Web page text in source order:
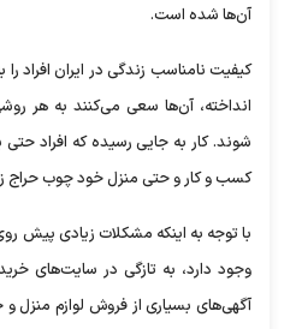
آن‌ها شده است.
کیفیت نامناسب زندگی در ایران افراد
انداخته، آن‌ها سعی می‌کنند به هر
شوند. کار به جایی رسیده که افراد حتی
کسب و کار و حتی منزل خود چوب حراج
با توجه به اینکه مشکلات زیادی پیش
وجود دارد، به تازگی در سایت‌های
آگهی‌های بسیاری از فروش لوازم منزل